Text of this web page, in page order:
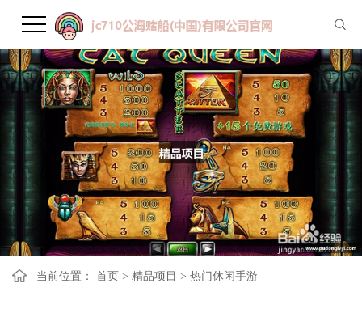
当前位置： 首页 > 精品项目 > 热门休闲手游